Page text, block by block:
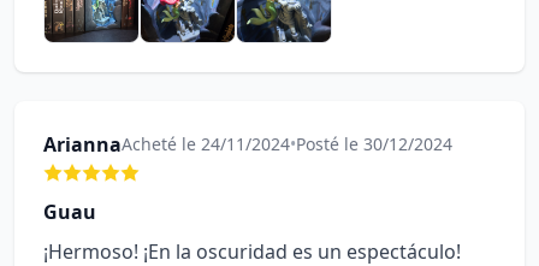
AriannaAcheté le 24/11/2024•Posté le 30/12/2024
Guau
¡Hermoso! ¡En la oscuridad es un espectáculo!